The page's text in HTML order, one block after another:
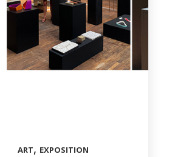
ART, EXPOSITION